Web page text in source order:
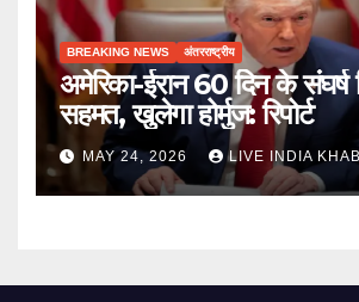
BREAKING NEWS अंतरराष्ट्रीय
अमेरिका-ईरान 60 दिन के संघर्ष
सहमत, खुलेगा होर्मुज: रिपोर्ट
MAY 24, 2026 LIVE INDIA